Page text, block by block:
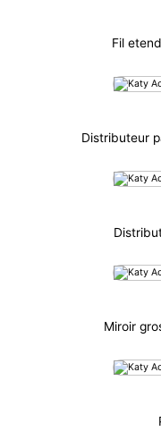
Fil
Distributeur
Miroir